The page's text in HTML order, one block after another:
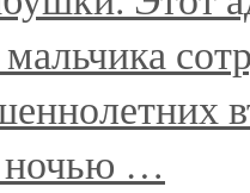
ночью …